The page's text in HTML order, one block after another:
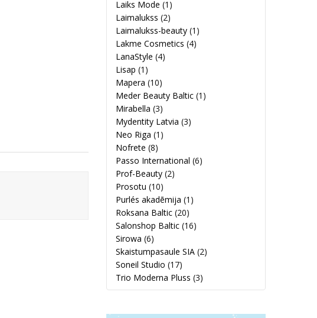
Laiks Mode (1)
Laimalukss (2)
Laimalukss-beauty (1)
Lakme Cosmetics (4)
LanaStyle (4)
Lisap (1)
Mapera (10)
Meder Beauty Baltic (1)
Mirabella (3)
Mydentity Latvia (3)
Neo Riga (1)
Nofrete (8)
Passo International (6)
Prof-Beauty (2)
Prosotu (10)
Purlés akadēmija (1)
Roksana Baltic (20)
Salonshop Baltic (16)
Sirowa (6)
Skaistumpasaule SIA (2)
Soneil Studio (17)
Trio Moderna Pluss (3)